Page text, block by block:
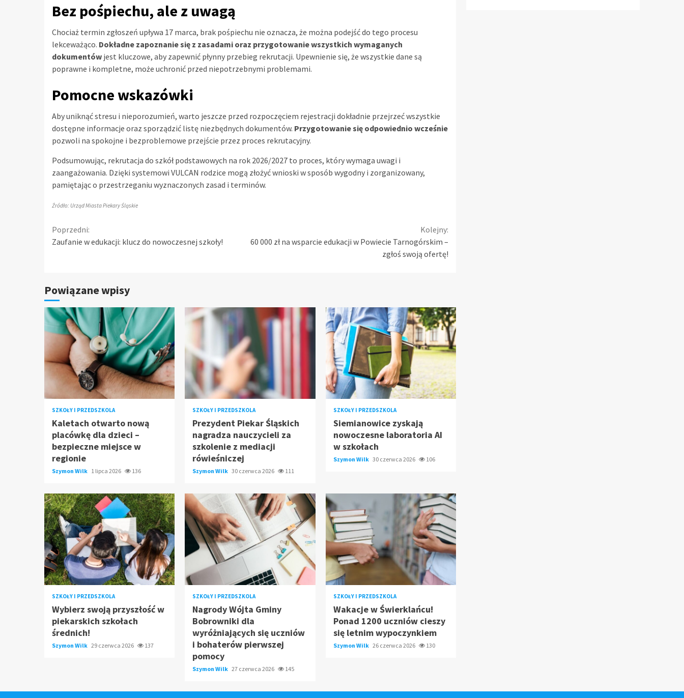
Bez pośpiechu, ale z uwagą
Chociaż termin zgłoszeń upływa 17 marca, brak pośpiechu nie oznacza, że można podejść do tego procesu
lekceważąco. Dokładne zapoznanie się z zasadami oraz przygotowanie wszystkich wymaganych
dokumentów jest kluczowe, aby zapewnić płynny przebieg rekrutacji. Upewnienie się, że wszystkie dane są
poprawne i kompletne, może uchronić przed niepotrzebnymi problemami.
Pomocne wskazówki
Aby uniknąć stresu i nieporozumień, warto jeszcze przed rozpoczęciem rejestracji dokładnie przejrzeć wszystkie
dostępne informacje oraz sporządzić listę niezbędnych dokumentów. Przygotowanie się odpowiednio wcześnie
pozwoli na spokojne i bezproblemowe przejście przez proces rekrutacyjny.
Podsumowując, rekrutacja do szkół podstawowych na rok 2026/2027 to proces, który wymaga uwagi i
zaangażowania. Dzięki systemowi VULCAN rodzice mogą złożyć wnioski w sposób wygodny i zorganizowany,
pamiętając o przestrzeganiu wyznaczonych zasad i terminów.
Źródło: Urząd Miasta Piekary Śląskie
Continue
Poprzedni:
Zaufanie w edukacji: klucz do nowoczesnej szkoły!
Kolejny:
60 000 zł na wsparcie edukacji w Powiecie Tarnogórskim –
zgłoś swoją ofertę!
Powiązane wpisy
SZKOŁY I PRZEDSZKOLA
Kaletach otwarto nową
placówkę dla dzieci –
bezpieczne miejsce w
regionie
Szymon Wilk 1 lipca 2026 136
SZKOŁY I PRZEDSZKOLA
Prezydent Piekar Śląskich
nagradza nauczycieli za
szkolenie z mediacji
rówieśniczej
Szymon Wilk 30 czerwca 2026 111
SZKOŁY I PRZEDSZKOLA
Siemianowice zyskają
nowoczesne laboratoria AI
w szkołach
Szymon Wilk 30 czerwca 2026 106
SZKOŁY I PRZEDSZKOLA
Wybierz swoją przyszłość w
piekarskich szkołach
średnich!
Szymon Wilk 29 czerwca 2026 137
SZKOŁY I PRZEDSZKOLA
Nagrody Wójta Gminy
Bobrowniki dla
wyróżniających się uczniów
i bohaterów pierwszej
pomocy
Szymon Wilk 27 czerwca 2026 145
SZKOŁY I PRZEDSZKOLA
Wakacje w Świerklańcu!
Ponad 1200 uczniów cieszy
się letnim wypoczynkiem
Szymon Wilk 26 czerwca 2026 130